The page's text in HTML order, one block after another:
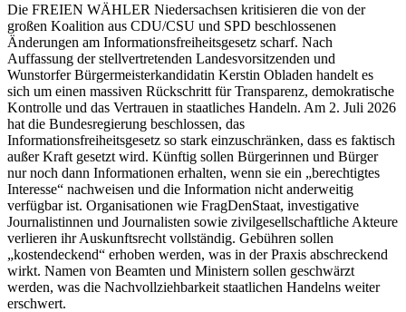
Die FREIEN WÄHLER Niedersachsen kritisieren die von der
großen Koalition aus CDU/CSU und SPD beschlossenen
Änderungen am Informationsfreiheitsgesetz scharf. Nach
Auffassung der stellvertretenden Landesvorsitzenden und
Wunstorfer Bürgermeisterkandidatin Kerstin Obladen handelt es
sich um einen massiven Rückschritt für Transparenz, demokratische
Kontrolle und das Vertrauen in staatliches Handeln. Am 2. Juli 2026
hat die Bundesregierung beschlossen, das
Informationsfreiheitsgesetz so stark einzuschränken, dass es faktisch
außer Kraft gesetzt wird. Künftig sollen Bürgerinnen und Bürger
nur noch dann Informationen erhalten, wenn sie ein „berechtigtes
Interesse“ nachweisen und die Information nicht anderweitig
verfügbar ist. Organisationen wie FragDenStaat, investigative
Journalistinnen und Journalisten sowie zivilgesellschaftliche Akteure
verlieren ihr Auskunftsrecht vollständig. Gebühren sollen
„kostendeckend“ erhoben werden, was in der Praxis abschreckend
wirkt. Namen von Beamten und Ministern sollen geschwärzt
werden, was die Nachvollziehbarkeit staatlichen Handelns weiter
erschwert.